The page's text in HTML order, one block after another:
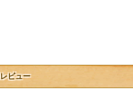
レビュー